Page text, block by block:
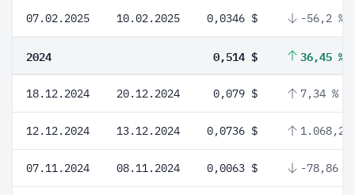
07.02.2025 10.02.2025 0,0346 $ -56,2 %
2024 0,514 $ 36,45 %
18.12.2024 20.12.2024 0,079 $ 7,34 %
12.12.2024 13.12.2024 0,0736 $ 1.068,25
07.11.2024 08.11.2024 0,0063 $ -78,86 %